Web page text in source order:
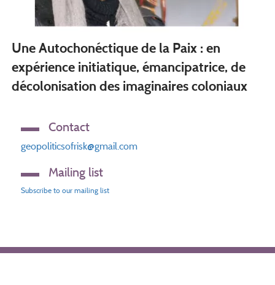
Une Autochonéctique de la Paix : en
expérience initiatique, émancipatrice, de
décolonisation des imaginaires coloniaux
Contact
geopoliticsofrisk@gmail.com
Mailing list
Subscribe to our mailing list